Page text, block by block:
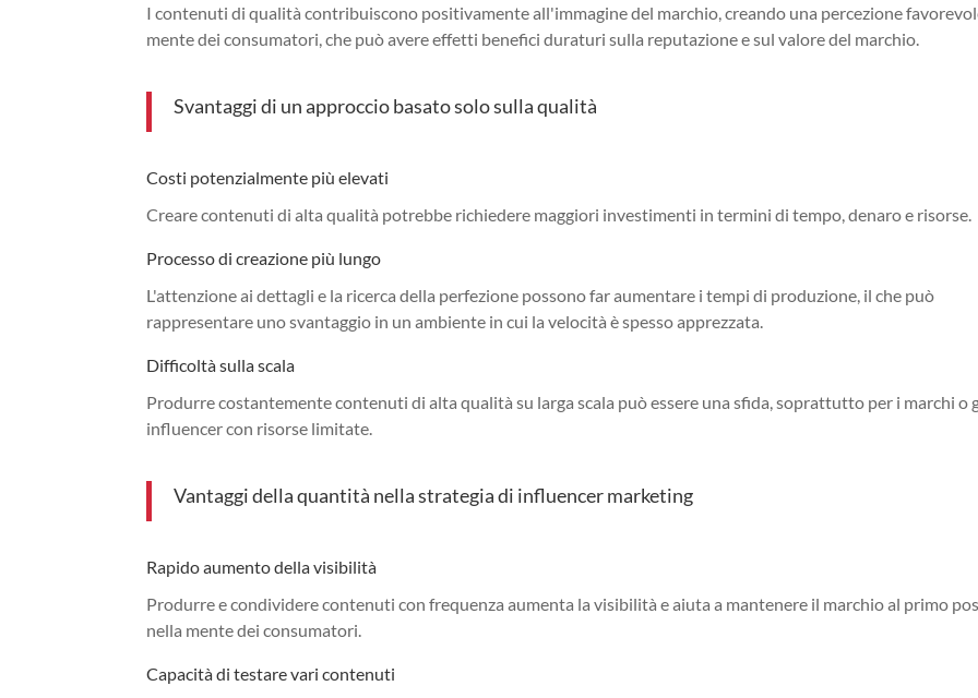
I contenuti di qualità contribuiscono positivamente all'immagine del marchio, creando una percezione
mente dei consumatori, che può avere effetti benefici duraturi sulla reputazione e sul valore del marchio.
Svantaggi di un approccio basato solo sulla qualità
Costi potenzialmente più elevati
Creare contenuti di alta qualità potrebbe richiedere maggiori investimenti in termini di tempo, denaro e risorse.
Processo di creazione più lungo
L'attenzione ai dettagli e la ricerca della perfezione possono far aumentare i tempi di produzione, il che può
rappresentare uno svantaggio in un ambiente in cui la velocità è spesso apprezzata.
Difficoltà sulla scala
Produrre costantemente contenuti di alta qualità su larga scala può essere una sfida, soprattutto per i marchi o
influencer con risorse limitate.
Vantaggi della quantità nella strategia di influencer marketing
Rapido aumento della visibilità
Produrre e condividere contenuti con frequenza aumenta la visibilità e aiuta a mantenere il marchio al primo
nella mente dei consumatori.
Capacità di testare vari contenuti